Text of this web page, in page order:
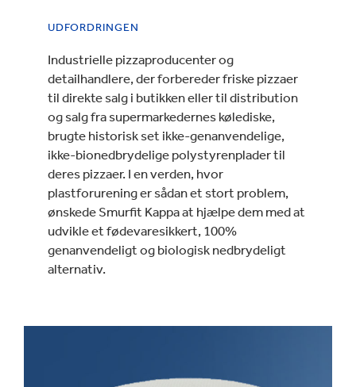
UDFORDRINGEN
Industrielle pizzaproducenter og
detailhandlere, der forbereder friske pizzaer
til direkte salg i butikken eller til distribution
og salg fra supermarkedernes kølediske,
brugte historisk set ikke-genanvendelige,
ikke-bionedbrydelige polystyrenplader til
deres pizzaer. I en verden, hvor
plastforurening er sådan et stort problem,
ønskede Smurfit Kappa at hjælpe dem med at
udvikle et fødevaresikkert, 100%
genanvendeligt og biologisk nedbrydeligt
alternativ.